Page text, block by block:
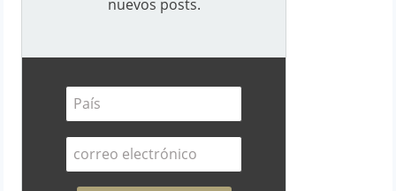
nuevos posts.